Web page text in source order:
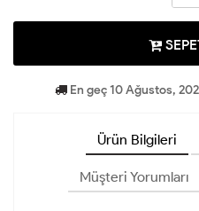
En geç 10 Ağustos,
Ürün Bilgileri
Müşteri Yorumları